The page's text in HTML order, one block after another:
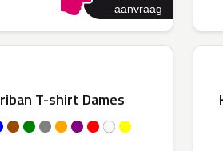
aanvraag
T-shirt Dames